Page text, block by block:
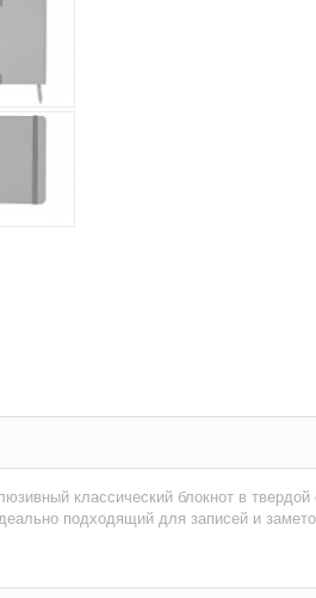
классический блокнот в
подходящий для записей и